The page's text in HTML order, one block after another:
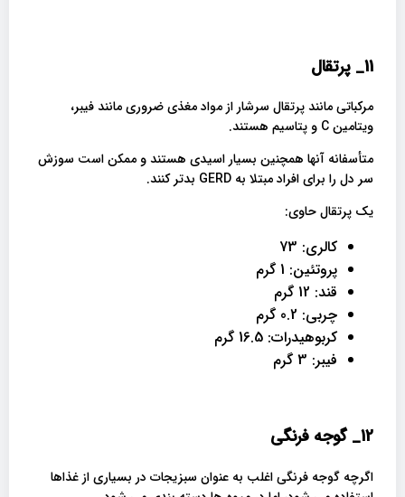
11_ پرتقال
مرکباتی مانند پرتقال سرشار از مواد مغذی ضروری مانند فیبر،
ویتامین C و پتاسیم هستند.
متأسفانه آنها همچنین بسیار اسیدی هستند و ممکن است سوزش
سر دل را برای افراد مبتلا به GERD بدتر کنند.
یک پرتقال حاوی:
کالری: 73
پروتئین: 1 گرم
قند: 12 گرم
چربی: 0.2 گرم
کربوهیدرات: 16.5 گرم
فیبر: 3 گرم
12_ گوجه فرنگی
اگرچه گوجه فرنگی اغلب به عنوان سبزیجات در بسیاری از غذاها